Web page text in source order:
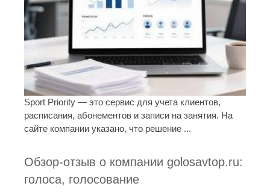
Sport Priority — это сервис для учета клиентов,
расписания, абонементов и записи на занятия. На
сайте компании указано, что решение ...
Обзор-отзыв о компании golosavtop.ru:
голоса, голосование